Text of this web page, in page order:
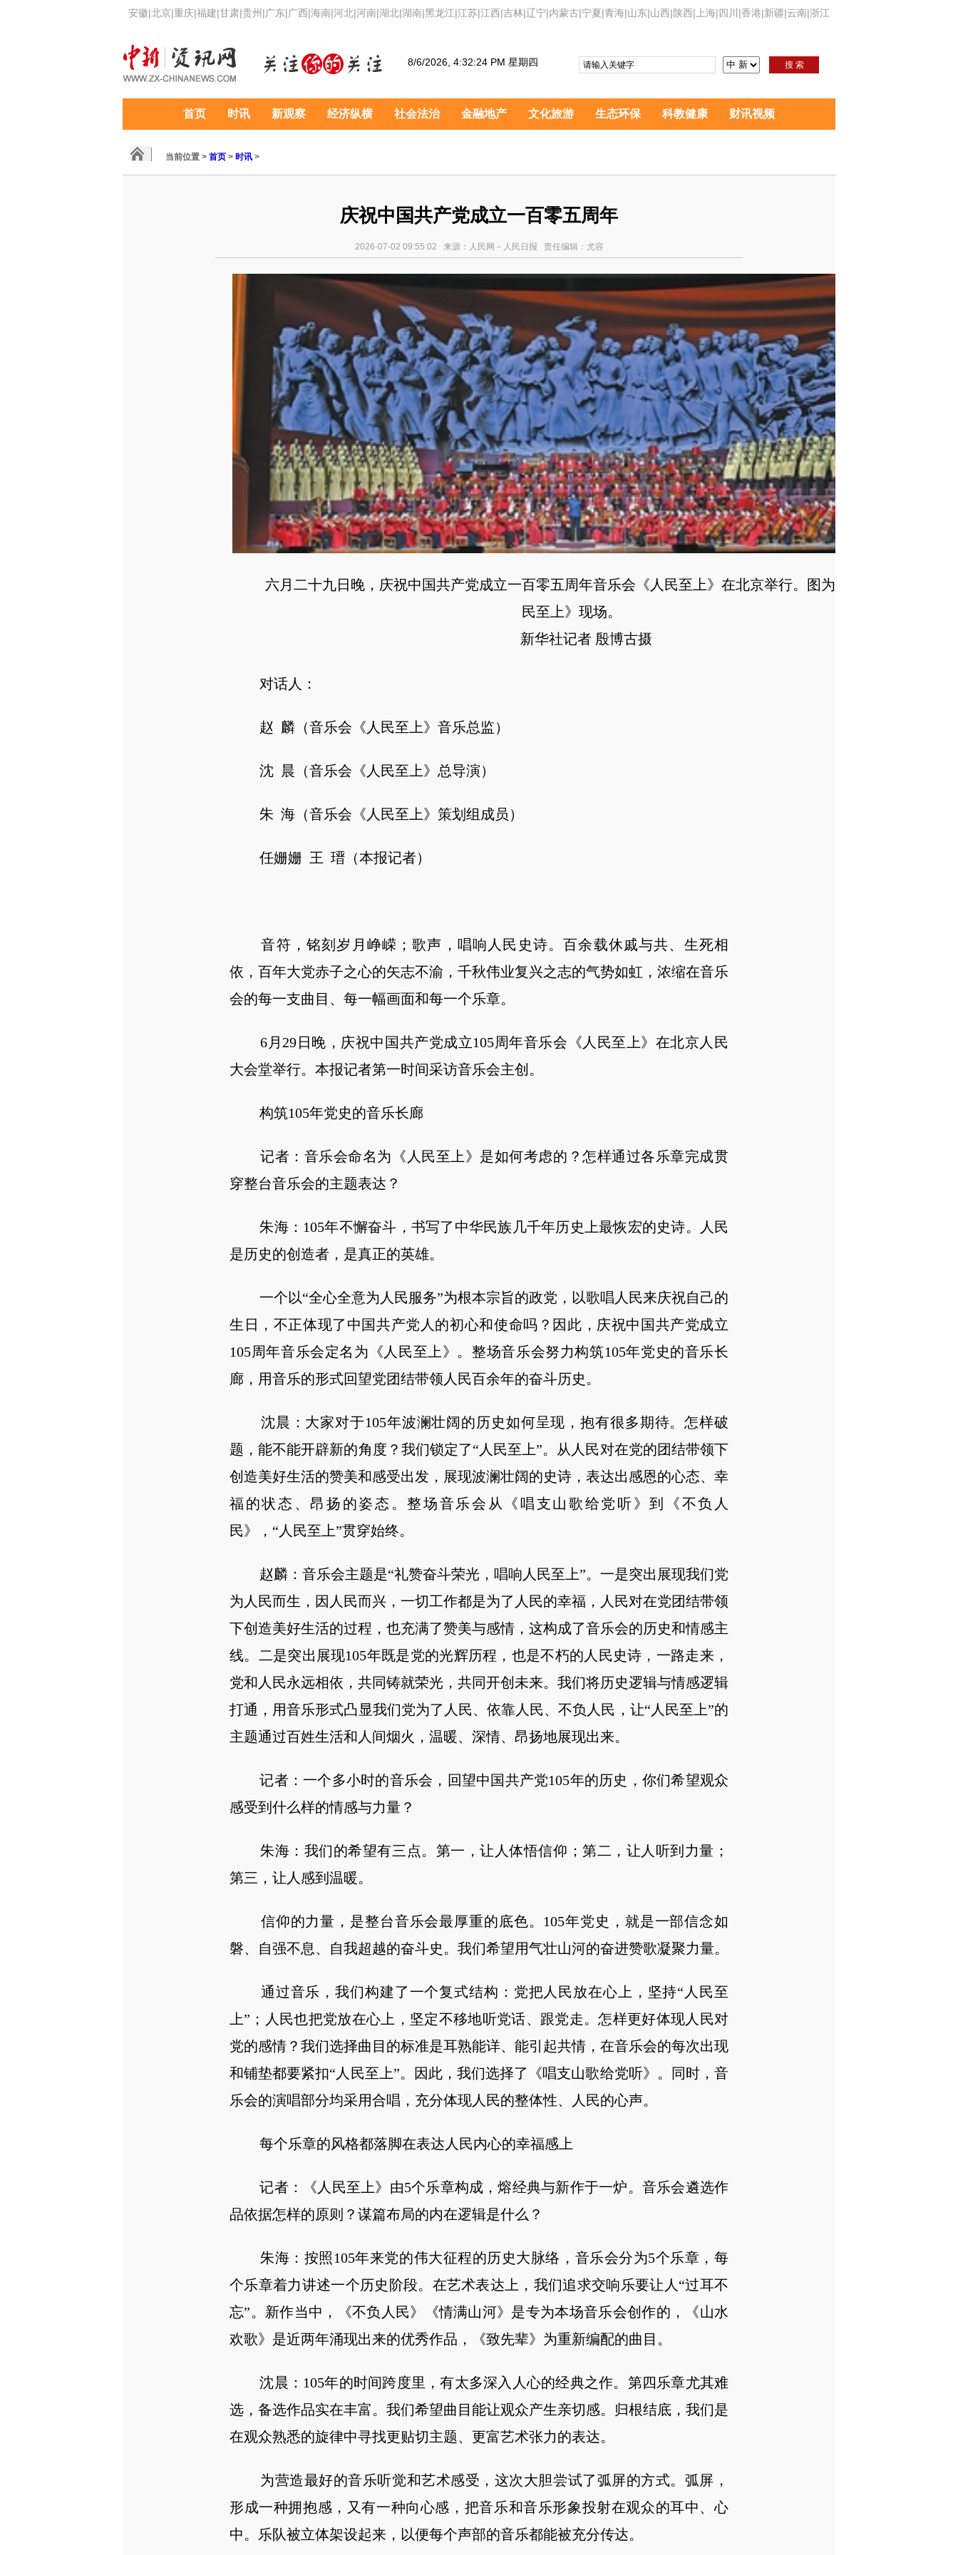
安徽|北京|重庆|福建|甘肃|贵州 |广东|广西|海南|河北|河南|湖北|湖南|黑龙江|江苏|江西|吉林|辽宁|内蒙古|宁夏|青海|山东|山西|陕西| 上海|四川 |香港|新疆|云南|浙江
8/6/2026, 4:32:25 PM 星期四 搜 索
首页 时讯 新观察 经济纵横 社会法治 金融地产 文化旅游 生态环保 科教健康 财讯视频
当前位置 > 首页 > 时讯 >
庆祝中国共产党成立一百零五周年
2026-07-02 09:55:02 来源：人民网－人民日报 责任编辑：尤容
六月二十九日晚，庆祝中国共产党成立一百零五周年音乐会《人民至上》在北京举行。图为音乐会《人
民至上》现场。
新华社记者 殷博古摄
对话人：
赵 麟（音乐会《人民至上》音乐总监）
沈 晨（音乐会《人民至上》总导演）
朱 海（音乐会《人民至上》策划组成员）
任姗姗 王 瑨（本报记者）
音符，铭刻岁月峥嵘；歌声，唱响人民史诗。百余载休戚与共、生死相
依，百年大党赤子之心的矢志不渝，千秋伟业复兴之志的气势如虹，浓缩在音乐
会的每一支曲目、每一幅画面和每一个乐章。
6月29日晚，庆祝中国共产党成立105周年音乐会《人民至上》在北京人民
大会堂举行。本报记者第一时间采访音乐会主创。
构筑105年党史的音乐长廊
记者：音乐会命名为《人民至上》是如何考虑的？怎样通过各乐章完成贯
穿整台音乐会的主题表达？
朱海：105年不懈奋斗，书写了中华民族几千年历史上最恢宏的史诗。人民
是历史的创造者，是真正的英雄。
一个以“全心全意为人民服务”为根本宗旨的政党，以歌唱人民来庆祝自己的
生日，不正体现了中国共产党人的初心和使命吗？因此，庆祝中国共产党成立
105周年音乐会定名为《人民至上》。整场音乐会努力构筑105年党史的音乐长
廊，用音乐的形式回望党团结带领人民百余年的奋斗历史。
沈晨：大家对于105年波澜壮阔的历史如何呈现，抱有很多期待。怎样破
题，能不能开辟新的角度？我们锁定了“人民至上”。从人民对在党的团结带领下
创造美好生活的赞美和感受出发，展现波澜壮阔的史诗，表达出感恩的心态、幸
福的状态、昂扬的姿态。整场音乐会从《唱支山歌给党听》到《不负人
民》，“人民至上”贯穿始终。
赵麟：音乐会主题是“礼赞奋斗荣光，唱响人民至上”。一是突出展现我们党
为人民而生，因人民而兴，一切工作都是为了人民的幸福，人民对在党团结带领
下创造美好生活的过程，也充满了赞美与感情，这构成了音乐会的历史和情感主
线。二是突出展现105年既是党的光辉历程，也是不朽的人民史诗，一路走来，
党和人民永远相依，共同铸就荣光，共同开创未来。我们将历史逻辑与情感逻辑
打通，用音乐形式凸显我们党为了人民、依靠人民、不负人民，让“人民至上”的
主题通过百姓生活和人间烟火，温暖、深情、昂扬地展现出来。
记者：一个多小时的音乐会，回望中国共产党105年的历史，你们希望观众
感受到什么样的情感与力量？
朱海：我们的希望有三点。第一，让人体悟信仰；第二，让人听到力量；
第三，让人感到温暖。
信仰的力量，是整台音乐会最厚重的底色。105年党史，就是一部信念如
磐、自强不息、自我超越的奋斗史。我们希望用气壮山河的奋进赞歌凝聚力量。
通过音乐，我们构建了一个复式结构：党把人民放在心上，坚持“人民至
上”；人民也把党放在心上，坚定不移地听党话、跟党走。怎样更好体现人民对
党的感情？我们选择曲目的标准是耳熟能详、能引起共情，在音乐会的每次出现
和铺垫都要紧扣“人民至上”。因此，我们选择了《唱支山歌给党听》。同时，音
乐会的演唱部分均采用合唱，充分体现人民的整体性、人民的心声。
每个乐章的风格都落脚在表达人民内心的幸福感上
记者：《人民至上》由5个乐章构成，熔经典与新作于一炉。音乐会遴选作
品依据怎样的原则？谋篇布局的内在逻辑是什么？
朱海：按照105年来党的伟大征程的历史大脉络，音乐会分为5个乐章，每
个乐章着力讲述一个历史阶段。在艺术表达上，我们追求交响乐要让人“过耳不
忘”。新作当中，《不负人民》《情满山河》是专为本场音乐会创作的，《山水
欢歌》是近两年涌现出来的优秀作品，《致先辈》为重新编配的曲目。
沈晨：105年的时间跨度里，有太多深入人心的经典之作。第四乐章尤其难
选，备选作品实在丰富。我们希望曲目能让观众产生亲切感。归根结底，我们是
在观众熟悉的旋律中寻找更贴切主题、更富艺术张力的表达。
为营造最好的音乐听觉和艺术感受，这次大胆尝试了弧屏的方式。弧屏，
形成一种拥抱感，又有一种向心感，把音乐和音乐形象投射在观众的耳中、心
中。乐队被立体架设起来，以便每个声部的音乐都能被充分传达。